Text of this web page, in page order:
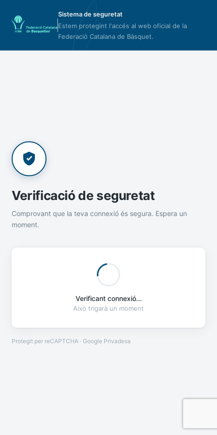
Sistema de seguretat
Estem protegint l'accés al web oficial de la
Federació Catalana de Bàsquet.
Verificació de seguretat
Comprovant que la teva connexió és segura. Espera un
moment.
Verificant connexió...
Això trigarà un moment
Protegit per reCAPTCHA · Google Privadesa